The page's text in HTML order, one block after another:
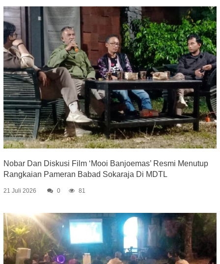
Nobar Dan Diskusi Film ‘Mooi Banjoemas’ Resmi Menutup
Rangkaian Pameran Babad Sokaraja Di MDTL
21 Juli 2026 0 81